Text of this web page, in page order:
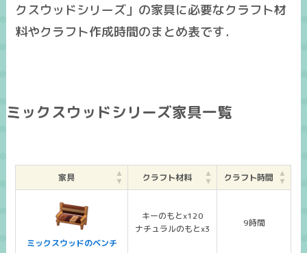
クスウッドシリーズ」の家具に必要なクラフト材
料やクラフト作成時間のまとめ表です．
ミックスウッドシリーズ家具一覧
家具 クラフト材料 クラフト時間
ミックスウッドのベンチ
キーのもとx120
ナチュラルのもとx3
9時間